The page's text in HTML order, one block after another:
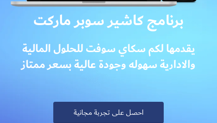
برنامج كاشير سوبر ماركت
يقدمها لكم سكاي سوفت للحلول المالية
والادارية سهوله وجودة عالية بسعر ممتاز
احصل على تجربة مجانية